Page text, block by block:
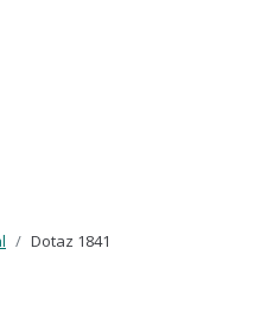
Dotaz 1841